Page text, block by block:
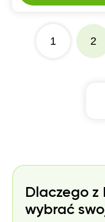
1 2
Dlaczego z
wybrać